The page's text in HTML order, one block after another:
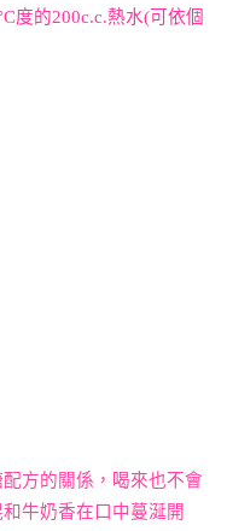
C度的200c.c.熱水(可依個
方的關係，喝來也不會
牛奶香在口中蔓涎開